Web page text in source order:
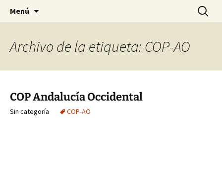
HABIER – Vínculo humano-
animal: Intervenciones,
Formación e Investigación
HABIER – Human-animal bond in
interventions, education & research
Menú Buscar:
Archivo de la etiqueta: COP-AO
COP Andalucía Occidental
Sin categoría COP-AO